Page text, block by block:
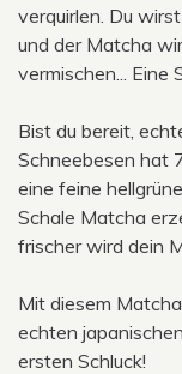
verquirlen. Du
und der Matcha
vermischen... Eine
Bist du bereit,
Schneebesen hat
eine feine
Schale Matcha
frischer wird dein
Mit diesem
echten
ersten Schluck!